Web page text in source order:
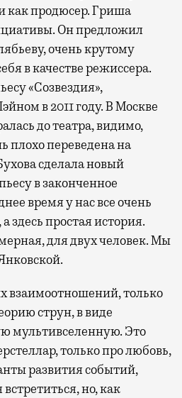
как продюсер. Гриша
Он предложил
очень крутому
в качестве режиссера.
«Созвездия»,
в 2011 году. В Москве
до театра, видимо,
плохо переведена на
сделала новый
в законченное
время у нас все очень
здесь простая история.
для двух человек. Мы
взаимоотношений, только
струн, в виде
мультивселенную. Это
только про любовь,
развития событий,
но, как